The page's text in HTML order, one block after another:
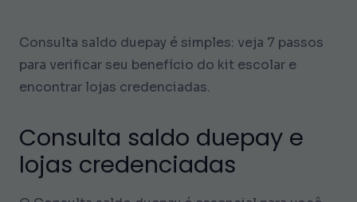
Consulta saldo duepay é simples: veja 7 passos
para verificar seu benefício do kit escolar e
encontrar lojas credenciadas.
Consulta saldo duepay e
lojas credenciadas